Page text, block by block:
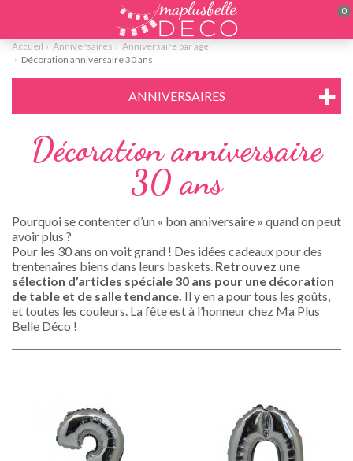
Accueil Anniversaires
Anniversaire par age
Décoration anniversaire 30 ans
ANNIVERSAIRES
Décoration anniversaire
30 ans
Pourquoi se contenter d’un « bon anniversaire » quand on peut
avoir plus ?
Pour les 30 ans on voit grand ! Des idées cadeaux pour des
trentenaires biens dans leurs baskets. Retrouvez une
sélection d’articles spéciale 30 ans pour une décoration
de table et de salle tendance. Il y en a pour tous les goûts,
et toutes les couleurs. La fête est à l’honneur chez Ma Plus
Belle Déco !
0